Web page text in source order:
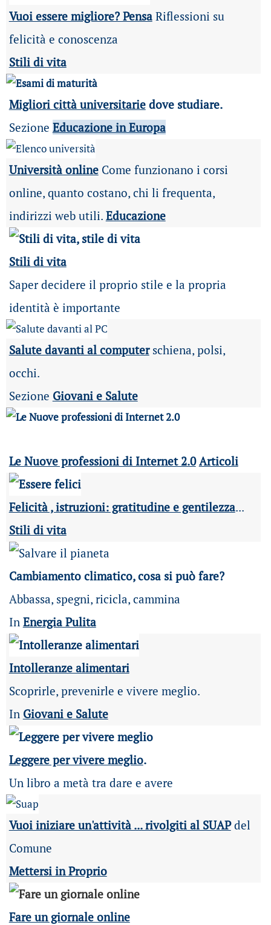
Vuoi essere migliore? PensaRiflessioni su
felicità e conoscenza
Stili di vita
Migliori città universitariedove studiare.
Sezione Educazione in Europa
Università online Come funzionano i corsi
online, quanto costano, chi li frequenta,
indirizzi web utili. Educazione
Stili di vita
Saper decidere il proprio stile e la propria
identità è importante
Salute davanti al computerschiena, polsi,
occhi.
Sezione Giovani e Salute
Le Nuove professioni di Internet 2.0 Articoli
Felicità , istruzioni: gratitudine e gentilezza...
Stili di vita
Cambiamento climatico, cosa si può fare?
Abbassa, spegni, ricicla, cammina
In Energia Pulita
Intolleranze alimentari
Scoprirle, prevenirle e vivere meglio.
In Giovani e Salute
Leggere per vivere meglio.
Un libro a metà tra dare e avere
Vuoi iniziare un'attività ... rivolgiti al SUAPdel
Comune
Mettersi in Proprio
Fare un giornale online